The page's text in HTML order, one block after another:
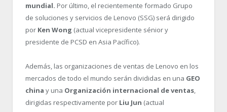
mundial. Por último, el recientemente formado Grupo
de soluciones y servicios de Lenovo (SSG) será dirigido
por Ken Wong (actual vicepresidente sénior y
presidente de PCSD en Asia Pacífico).
Además, las organizaciones de ventas de Lenovo en los
mercados de todo el mundo serán divididas en una GEO
china y una Organización internacional de ventas,
dirigidas respectivamente por Liu Jun (actual